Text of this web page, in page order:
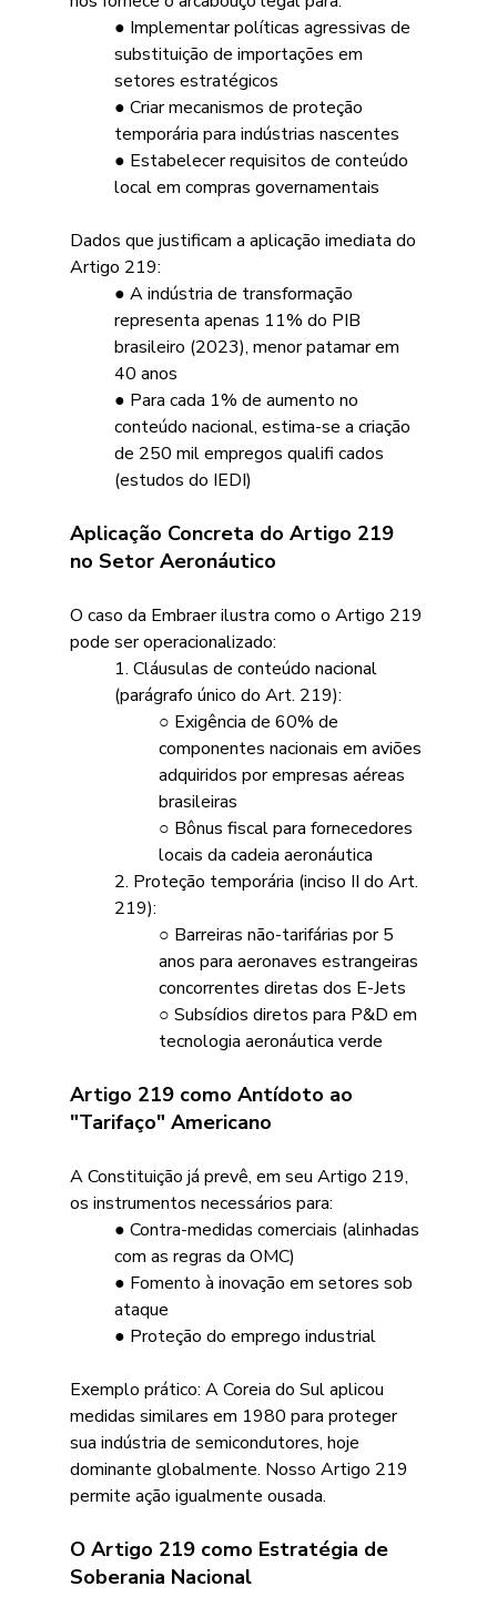
● Implementar políticas agressivas de
substituição de importações em
setores estratégicos
● Criar mecanismos de proteção
temporária para indústrias nascentes
● Estabelecer requisitos de conteúdo
local em compras governamentais
Dados que justificam a aplicação imediata do
Artigo 219:
● A indústria de transformação
representa apenas 11% do PIB
brasileiro (2023), menor patamar em
40 anos
● Para cada 1% de aumento no
conteúdo nacional, estima-se a criação
de 250 mil empregos qualifi cados
(estudos do IEDI)
Aplicação Concreta do Artigo 219
no Setor Aeronáutico
O caso da Embraer ilustra como o Artigo 219
pode ser operacionalizado:
1. Cláusulas de conteúdo nacional
(parágrafo único do Art. 219):
○ Exigência de 60% de
componentes nacionais em aviões
adquiridos por empresas aéreas
brasileiras
○ Bônus fiscal para fornecedores
locais da cadeia aeronáutica
2. Proteção temporária (inciso II do Art.
219):
○ Barreiras não-tarifárias por 5
anos para aeronaves estrangeiras
concorrentes diretas dos E-Jets
○ Subsídios diretos para P&D em
tecnologia aeronáutica verde
Artigo 219 como Antídoto ao
"Tarifaço" Americano
A Constituição já prevê, em seu Artigo 219,
os instrumentos necessários para:
● Contra-medidas comerciais (alinhadas
com as regras da OMC)
● Fomento à inovação em setores sob
ataque
● Proteção do emprego industrial
Exemplo prático: A Coreia do Sul aplicou
medidas similares em 1980 para proteger
sua indústria de semicondutores, hoje
dominante globalmente. Nosso Artigo 219
permite ação igualmente ousada.
O Artigo 219 como Estratégia de
Soberania Nacional